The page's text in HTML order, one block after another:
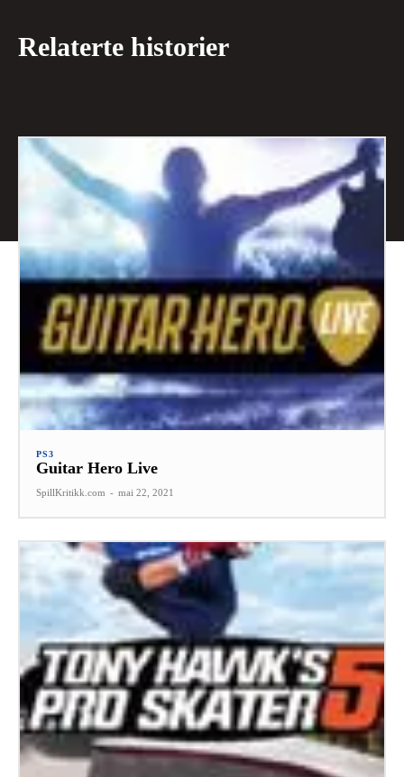
Relaterte historier
PS3
Guitar Hero Live
SpillKritikk.com - mai 22, 2021